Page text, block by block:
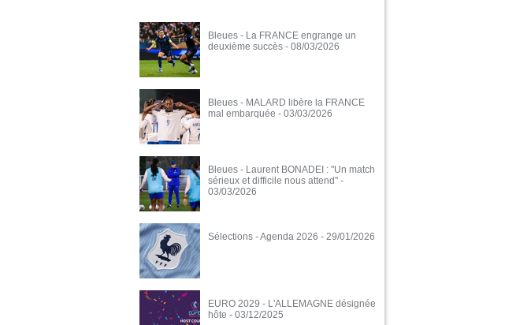
Bleues - La FRANCE engrange un
deuxième succès - 08/03/2026
Bleues - MALARD libère la FRANCE
mal embarquée - 03/03/2026
Bleues - Laurent BONADEI : "Un match
sérieux et difficile nous attend" -
03/03/2026
Sélections - Agenda 2026 - 29/01/2026
EURO 2029 - L'ALLEMAGNE désignée
hôte - 03/12/2025